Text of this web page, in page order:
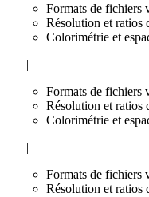
Formats de fichiers
Résolution et ratios
Colorimétrie et
|
Formats de fichiers
Résolution et ratios
Colorimétrie et
|
Formats de fichiers
Résolution et ratios